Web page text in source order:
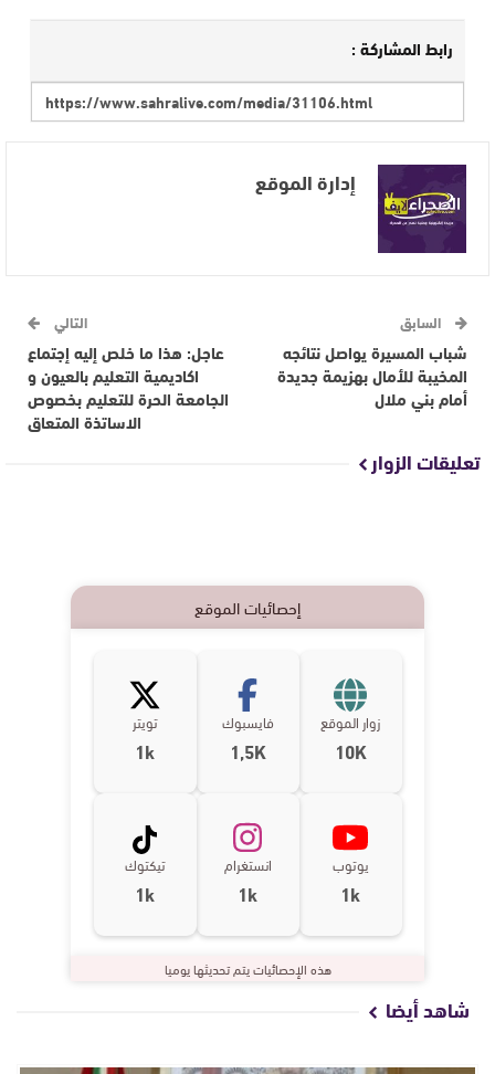
رابط المشاركة :
إدارة الموقع
السابق
شباب المسيرة يواصل نتائجه
المخيبة للأمال بهزيمة جديدة
أمام بني ملال
التالي
عاجل: هذا ما خلص إليه إجتماع
اكاديمية التعليم بالعيون و
الجامعة الحرة للتعليم بخصوص
الاساتذة المتعاق
تعليقات الزوار
إحصائيات الموقع
زوار الموقع
10K
فايسبوك
1,5K
تويتر
1k
يوتوب
1k
انستغرام
1k
تيكتوك
1k
هذه الإحصائيات يتم تحديثها يوميا
شاهد أيضا